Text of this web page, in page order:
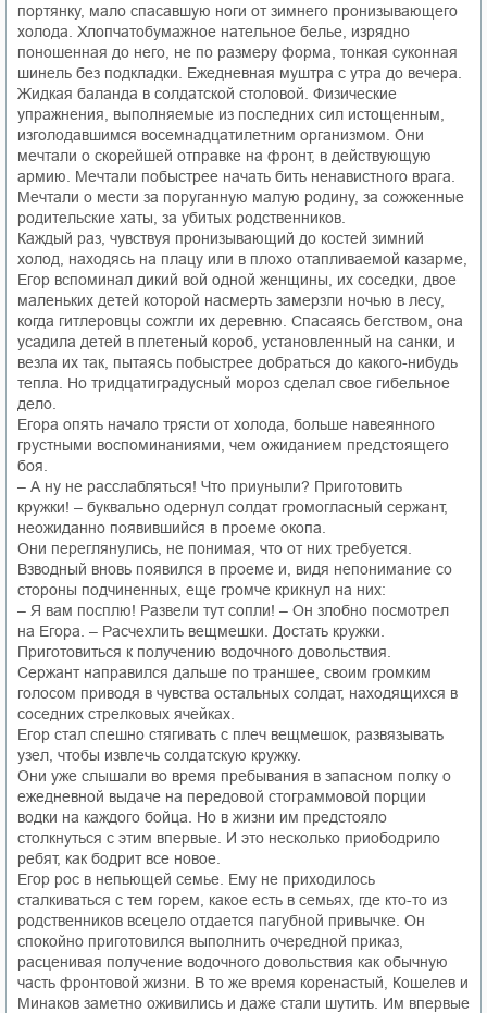
портянку, мало спасавшую ноги от зимнего пронизывающего
холода. Хлопчатобумажное нательное белье, изрядно
поношенная до него, не по размеру форма, тонкая суконная
шинель без подкладки. Ежедневная муштра с утра до вечера.
Жидкая баланда в солдатской столовой. Физические
упражнения, выполняемые из последних сил истощенным,
изголодавшимся восемнадцатилетним организмом. Они
мечтали о скорейшей отправке на фронт, в действующую
армию. Мечтали побыстрее начать бить ненавистного врага.
Мечтали о мести за поруганную малую родину, за сожженные
родительские хаты, за убитых родственников.
Каждый раз, чувствуя пронизывающий до костей зимний
холод, находясь на плацу или в плохо отапливаемой казарме,
Егор вспоминал дикий вой одной женщины, их соседки, двое
маленьких детей которой насмерть замерзли ночью в лесу,
когда гитлеровцы сожгли их деревню. Спасаясь бегством, она
усадила детей в плетеный короб, установленный на санки, и
везла их так, пытаясь побыстрее добраться до какого-нибудь
тепла. Но тридцатиградусный мороз сделал свое гибельное
дело.
Егора опять начало трясти от холода, больше навеянного
грустными воспоминаниями, чем ожиданием предстоящего
боя.
– А ну не расслабляться! Что приуныли? Приготовить
кружки! – буквально одернул солдат громогласный сержант,
неожиданно появившийся в проеме окопа.
Они переглянулись, не понимая, что от них требуется.
Взводный вновь появился в проеме и, видя непонимание со
стороны подчиненных, еще громче крикнул на них:
– Я вам посплю! Развели тут сопли! – Он злобно посмотрел
на Егора. – Расчехлить вещмешки. Достать кружки.
Приготовиться к получению водочного довольствия.
Сержант направился дальше по траншее, своим громким
голосом приводя в чувства остальных солдат, находящихся в
соседних стрелковых ячейках.
Егор стал спешно стягивать с плеч вещмешок, развязывать
узел, чтобы извлечь солдатскую кружку.
Они уже слышали во время пребывания в запасном полку о
ежедневной выдаче на передовой стограммовой порции
водки на каждого бойца. Но в жизни им предстояло
столкнуться с этим впервые. И это несколько приободрило
ребят, как бодрит все новое.
Егор рос в непьющей семье. Ему не приходилось
сталкиваться с тем горем, какое есть в семьях, где кто-то из
родственников всецело отдается пагубной привычке. Он
спокойно приготовился выполнить очередной приказ,
расценивая получение водочного довольствия как обычную
часть фронтовой жизни. В то же время коренастый, Кошелев и
Минаков заметно оживились и даже стали шутить. Им впервые